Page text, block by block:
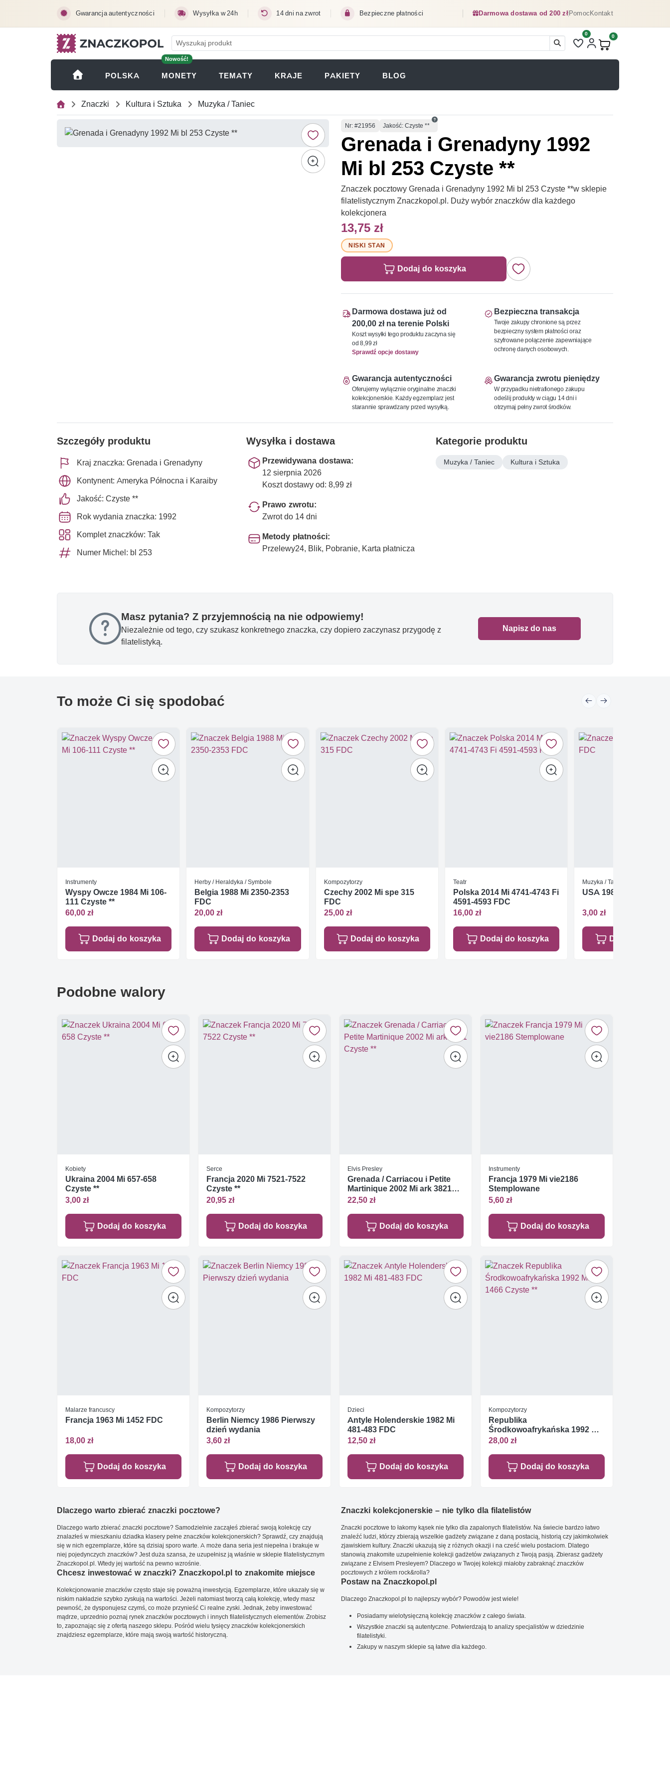
Gwarancja autentyczności Wysyłka w 24h 14 dni na zwrot Bezpieczne płatności Darmowa dostawa od 200 złPomocKontakt
Liczba pozycji na liście
0
Produkty w koszyku:
0
POLSKA
Nowość!
MONETY (OTWIERA SIĘ W NOWEJ KARCIE)
TEMATY KRAJE PAKIETY BLOG
Znaczki Kultura i Sztuka Muzyka / Taniec
Numer
Nr: #21956 Jakość: Czyste **
Grenada i Grenadyny 1992
Mi bl 253 Czyste **
Znaczek pocztowy Grenada i Grenadyny 1992 Mi bl 253 Czyste **w sklepie
filatelistycznym Znaczkopol.pl. Duży wybór znaczków dla każdego
kolekcjonera
13,75 zł
NISKI STAN
Dodaj do koszyka
Darmowa dostawa już od
200,00 zł na terenie Polski
Koszt wysyłki tego produktu zaczyna się
od 8,99 zł
Sprawdź opcje dostawy
Bezpieczna transakcja
Twoje zakupy chronione są przez
bezpieczny system płatności oraz
szyfrowane połączenie zapewniające
ochronę danych osobowych.
Gwarancja autentyczności
Oferujemy wyłącznie oryginalne znaczki
kolekcjonerskie. Każdy egzemplarz jest
starannie sprawdzany przed wysyłką.
Gwarancja zwrotu pieniędzy
W przypadku nietrafionego zakupu
odeślij produkty w ciągu 14 dni i
otrzymaj pełny zwrot środków.
Szczegóły produktu
Kraj znaczka: Grenada i Grenadyny
Kontynent: Ameryka Północna i Karaiby
Jakość: Czyste **
Rok wydania znaczka: 1992
Komplet znaczków: Tak
Numer Michel: bl 253
Wysyłka i dostawa
Przewidywana dostawa:
12 sierpnia 2026
Koszt dostawy od: 8,99 zł
Prawo zwrotu:
Zwrot do 14 dni
Metody płatności:
Przelewy24, Blik, Pobranie, Karta płatnicza
Kategorie produktu
Muzyka / Taniec Kultura i Sztuka
Masz pytania? Z przyjemnością na nie odpowiemy!
Niezależnie od tego, czy szukasz konkretnego znaczka, czy dopiero zaczynasz przygodę z
filatelistyką.
Napisz do nas
To może Ci się spodobać
Instrumenty
Wyspy Owcze 1984 Mi 106-
111 Czyste **
60,00 zł
Dodaj do koszyka
Herby / Heraldyka / Symbole
Belgia 1988 Mi 2350-2353
FDC
20,00 zł
Dodaj do koszyka
Kompozytorzy
Czechy 2002 Mi spe 315
FDC
25,00 zł
Dodaj do koszyka
Teatr
Polska 2014 Mi 4741-4743 Fi
4591-4593 FDC
16,00 zł
Dodaj do koszyka
Muzyka / Taniec
USA 1987 Mi 1868 FDC
3,00 zł
Dodaj do
Podobne walory
Kobiety
Ukraina 2004 Mi 657-658
Czyste **
3,00 zł
Dodaj do koszyka
Serce
Francja 2020 Mi 7521-7522
Czyste **
20,95 zł
Dodaj do koszyka
Elvis Presley
Grenada / Carriacou i Petite
Martinique 2002 Mi ark 3821
Czyste **
22,50 zł
Dodaj do koszyka
Instrumenty
Francja 1979 Mi vie2186
Stemplowane
5,60 zł
Dodaj do koszyka
Malarze francuscy
Francja 1963 Mi 1452 FDC
18,00 zł
Dodaj do koszyka
Kompozytorzy
Berlin Niemcy 1986 Pierwszy
dzień wydania
3,60 zł
Dodaj do koszyka
Dzieci
Antyle Holenderskie 1982 Mi
481-483 FDC
12,50 zł
Dodaj do koszyka
Kompozytorzy
Republika
Środkowoafrykańska 1992 Mi
1466 Czyste **
28,00 zł
Dodaj do koszyka
Dlaczego warto zbierać znaczki pocztowe?
Dlaczego warto zbierać znaczki pocztowe? Samodzielnie zacząłeś zbierać swoją kolekcję czy
znalazłeś w mieszkaniu dziadka klasery pełne znaczków kolekcjonerskich? Sprawdź, czy znajdują
się w nich egzemplarze, które są dzisiaj sporo warte. A może dana seria jest niepełna i brakuje w
niej pojedynczych znaczków? Jest duża szansa, że uzupełnisz ją właśnie w sklepie filatelistycznym
Znaczkopol.pl. Wtedy jej wartość na pewno wzrośnie.
Chcesz inwestować w znaczki? Znaczkopol.pl to znakomite miejsce
Kolekcjonowanie znaczków często staje się poważną inwestycją. Egzemplarze, które ukazały się w
niskim nakładzie szybko zyskują na wartości. Jeżeli natomiast tworzą całą kolekcję, wtedy masz
pewność, że dysponujesz czymś, co może przynieść Ci realne zyski. Jednak, żeby inwestować
mądrze, uprzednio poznaj rynek znaczków pocztowych i innych filatelistycznych elementów. Zrobisz
to, zapoznając się z ofertą naszego sklepu. Pośród wielu tysięcy znaczków kolekcjonerskich
znajdziesz egzemplarze, które mają swoją wartość historyczną.
Znaczki kolekcjonerskie – nie tylko dla filatelistów
Znaczki pocztowe to łakomy kąsek nie tylko dla zapalonych filatelistów. Na świecie bardzo łatwo
znaleźć ludzi, którzy zbierają wszelkie gadżety związane z daną postacią, historią czy jakimkolwiek
zjawiskiem kultury. Znaczki ukazują się z różnych okazji i na cześć wielu postaciom. Dlatego
stanowią znakomite uzupełnienie kolekcji gadżetów związanych z Twoją pasją. Zbierasz gadżety
związane z Elvisem Presleyem? Dlaczego w Twojej kolekcji miałoby zabraknąć znaczków
pocztowych z królem rock&rolla?
Postaw na Znaczkopol.pl
Dlaczego Znaczkopol.pl to najlepszy wybór? Powodów jest wiele!
Posiadamy wielotysięczną kolekcję znaczków z całego świata.
Wszystkie znaczki są autentyczne. Potwierdzają to analizy specjalistów w dziedzinie
filatelistyki.
Zakupy w naszym sklepie są łatwe dla każdego.